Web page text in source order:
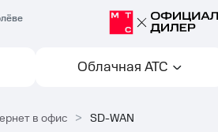
Облачная АТС
в офис > SD-WAN